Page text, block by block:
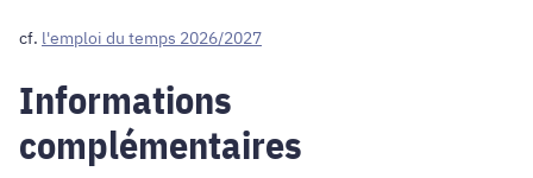
cf. l'emploi du temps 2026/2027
Informations
complémentaires